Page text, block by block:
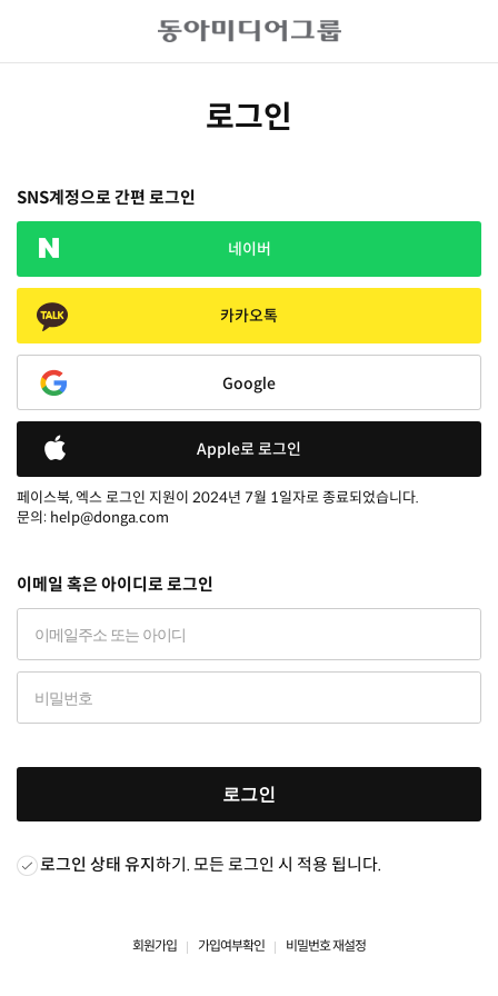
로그인
SNS계정으로 간편 로그인
네이버
카카오톡
Google
Apple로 로그인
페이스북, 엑스 로그인 지원이 2024년 7월 1일자로 종료되었습니다.
문의: help@donga.com
이메일 혹은 아이디로 로그인
로그인
로그인 상태 유지하기. 모든 로그인 시 적용 됩니다.
회원가입 가입여부확인 비밀번호 재설정